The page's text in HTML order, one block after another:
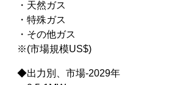
・天然ガス
・特殊ガス
・その他ガス
※(市場規模US$)
◆出力別、市場-2029年